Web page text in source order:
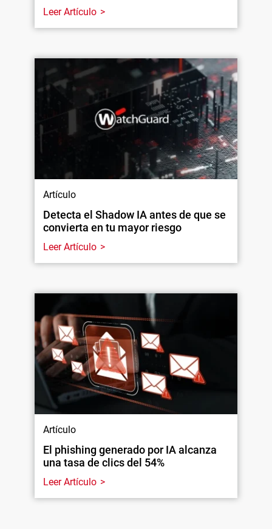
Leer Artículo
Artículo
Detecta el Shadow IA antes de que se
convierta en tu mayor riesgo
Leer Artículo
Artículo
El phishing generado por IA alcanza
una tasa de clics del 54%
Leer Artículo